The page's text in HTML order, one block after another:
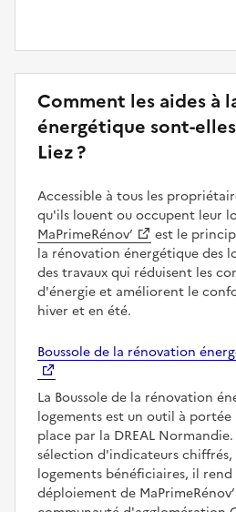
Comment les aides à
énergétique sont-
Liez ?
Accessible à tous les
qu'ils louent ou occupent leur
MaPrimeRénov’
est le
la rénovation énergétique des
des travaux qui réduisent les
d'énergie et améliorent le
hiver et en été.
Boussole de la rénovation
La Boussole de la rénovation
logements est un outil à
place par la DREAL
sélection d'indicateurs
logements bénéficiaires, il
déploiement de